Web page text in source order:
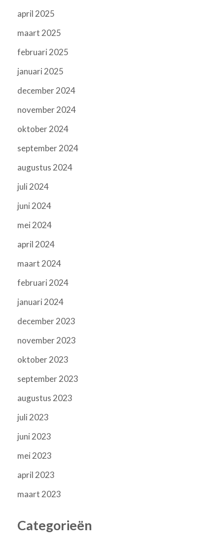
april 2025
maart 2025
februari 2025
januari 2025
december 2024
november 2024
oktober 2024
september 2024
augustus 2024
juli 2024
juni 2024
mei 2024
april 2024
maart 2024
februari 2024
januari 2024
december 2023
november 2023
oktober 2023
september 2023
augustus 2023
juli 2023
juni 2023
mei 2023
april 2023
maart 2023
Categorieën